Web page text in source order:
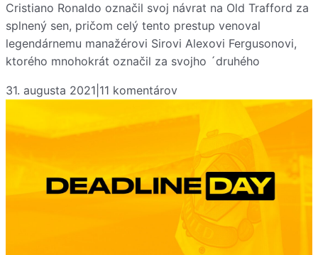
Cristiano Ronaldo označil svoj návrat na Old Trafford za
splnený sen, pričom celý tento prestup venoval
legendárnemu manažérovi Sirovi Alexovi Fergusonovi,
ktorého mnohokrát označil za svojho ´druhého
31. augusta 2021 11 komentárov